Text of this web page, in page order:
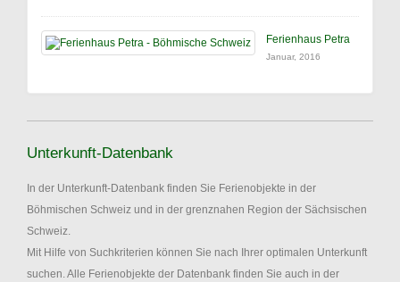
Ferienhaus Petra
Januar, 2016
Unterkunft-Datenbank
In der Unterkunft-Datenbank finden Sie Ferienobjekte in der
Böhmischen Schweiz und in der grenznahen Region der Sächsischen
Schweiz.
Mit Hilfe von Suchkriterien können Sie nach Ihrer optimalen Unterkunft
suchen. Alle Ferienobjekte der Datenbank finden Sie auch in der